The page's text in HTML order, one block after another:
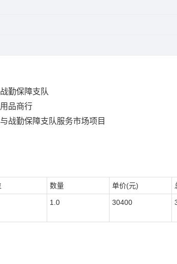
勤保障支队
品商行
战勤保障支队服务市场项目
数量 单价(元)
1.0 30400